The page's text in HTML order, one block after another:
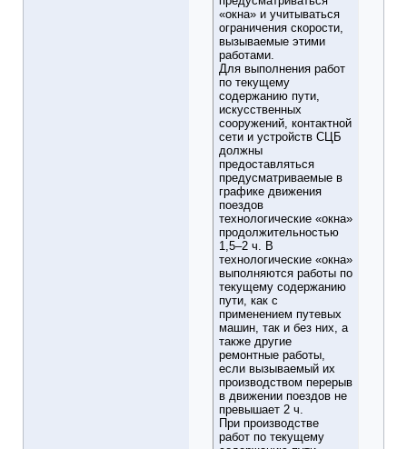
«окна» и учитываться
ограничения скорости,
вызываемые этими
работами.
Для выполнения работ
по текущему
содержанию пути,
искусственных
сооружений, контактной
сети и устройств СЦБ
должны
предоставляться
предусматриваемые в
графике движения
поездов
технологические «окна»
продолжительностью
1,5–2 ч. В
технологические «окна»
выполняются работы по
текущему содержанию
пути, как с
применением путевых
машин, так и без них, а
также другие
ремонтные работы,
если вызываемый их
производством перерыв
в движении поездов не
превышает 2 ч.
При производстве
работ по текущему